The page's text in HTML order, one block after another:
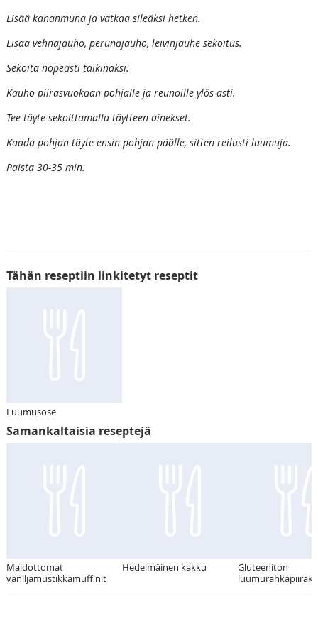
Lisää kananmuna ja vatkaa sileäksi hetken.
Lisää vehnäjauho, perunajauho, leivinjauhe sekoitus.
Sekoita nopeasti taikinaksi.
Kauho piirasvuokaan pohjalle ja reunoille ylös asti.
Tee täyte sekoittamalla täytteen ainekset.
Kaada pohjan täyte ensin pohjan päälle, sitten reilusti luumuja.
Paista 30-35 min.
Tähän reseptiin linkitetyt reseptit
Luumusose
Samankaltaisia reseptejä
Maidottomat
vaniljamustikkamuffinit
Hedelmäinen kakku
Gluteeniton